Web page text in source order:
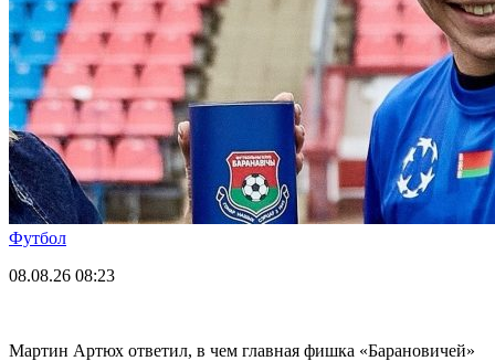
Футбол
08.08.26 08:23
Мартин Артюх ответил, в чем главная фишка «Барановичей»